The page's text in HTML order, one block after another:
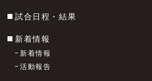
試合日程・結果
新着情報
新着情報
活動報告